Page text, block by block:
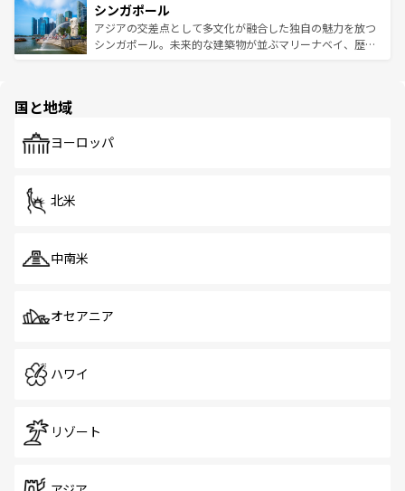
参照してほしい。
激する。気候は一年中温暖で、どの季節にも異なる楽しみ
が待っている。親しみやすいタイの人々、仏教を中心とし
た文化、そして多様な観光資源が、訪れる旅人を魅了し続
み、どこを訪れても感動するはず。観光スポットが密集し
ており、効率よく見どころを回れるのも魅力。息をのむよ
うな絶景から文化的な体験まで、香港を存分に楽しみ尽く
シンガポール
アジアの交差点として多文化が融合した独自の魅力を放つ
シンガポール。未来的な建築物が並ぶマリーナベイ、歴史
で、ホーカーズは地元の風情を楽しめる外せないスポット
国と地域
ヨーロッパ
北米
中南米
オセアニア
ハワイ
リゾート